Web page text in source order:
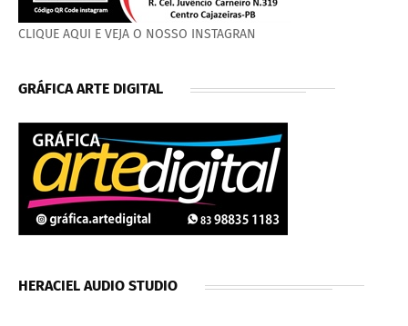
CLIQUE AQUI E VEJA O NOSSO INSTAGRAN
GRÁFICA ARTE DIGITAL
HERACIEL AUDIO STUDIO